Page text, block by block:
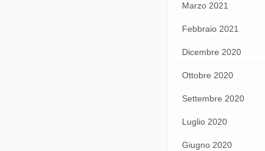
Marzo 2021
Febbraio 2021
Dicembre 2020
Ottobre 2020
Settembre 2020
Luglio 2020
Giugno 2020